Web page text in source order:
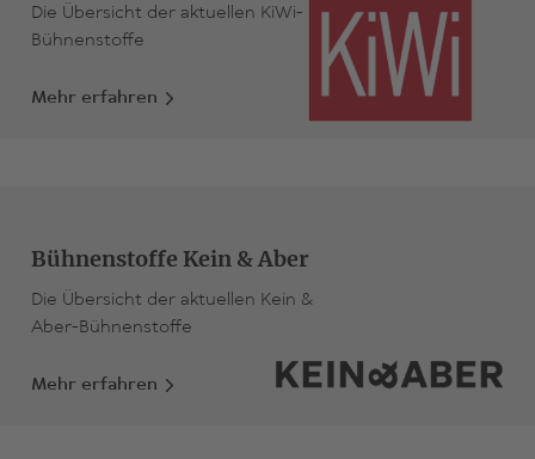
Die Übersicht der aktuellen KiWi-
Bühnenstoffe
Mehr erfahren
Bühnenstoffe Kein & Aber
Die Übersicht der aktuellen Kein &
Aber-Bühnenstoffe
Mehr erfahren